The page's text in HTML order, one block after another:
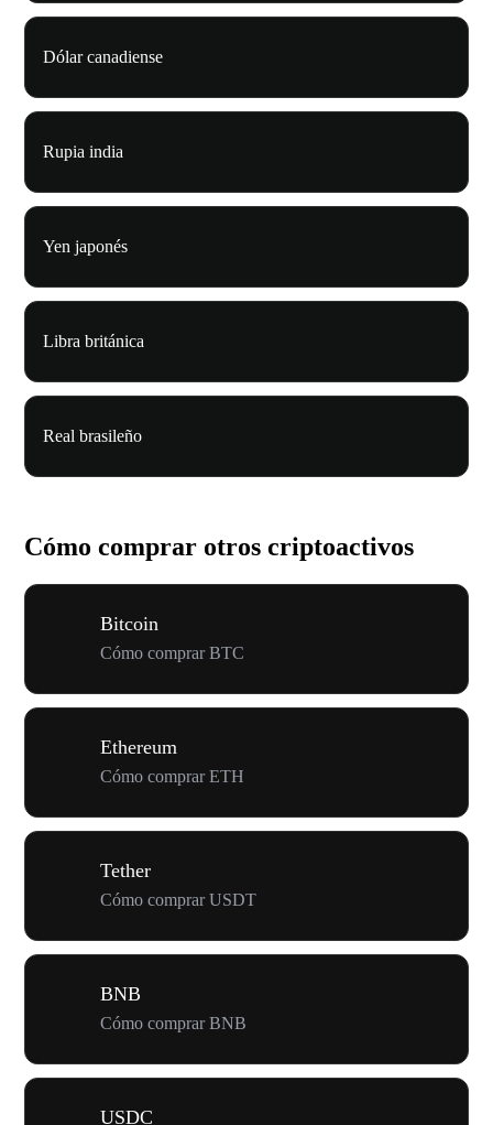
Dólar canadiense
Rupia india
Yen japonés
Libra británica
Real brasileño
Cómo comprar otros criptoactivos
Bitcoin
Cómo comprar BTC
Ethereum
Cómo comprar ETH
Tether
Cómo comprar USDT
BNB
Cómo comprar BNB
USDC